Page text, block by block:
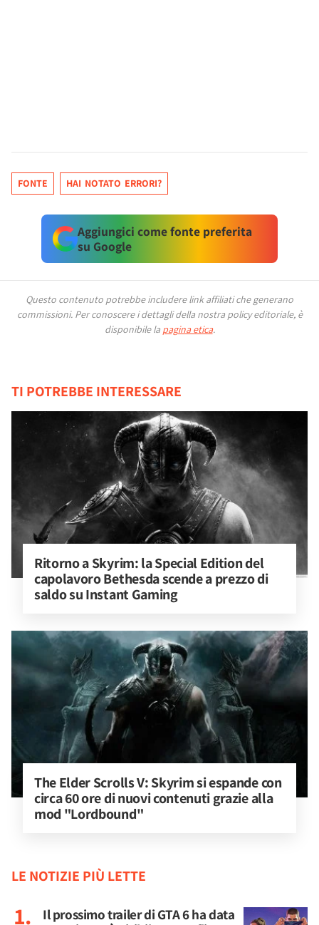
FONTE HAI NOTATO ERRORI?
Aggiungici come fonte preferita
su Google
Questo contenuto potrebbe includere link affiliati che generano
commissioni. Per conoscere i dettagli della nostra policy editoriale, è
disponibile la pagina etica.
TI POTREBBE INTERESSARE
Ritorno a Skyrim: la Special Edition del
capolavoro Bethesda scende a prezzo di
saldo su Instant Gaming
The Elder Scrolls V: Skyrim si espande con
circa 60 ore di nuovi contenuti grazie alla
mod "Lordbound"
LE NOTIZIE PIÙ LETTE
Il prossimo trailer di GTA 6 ha data